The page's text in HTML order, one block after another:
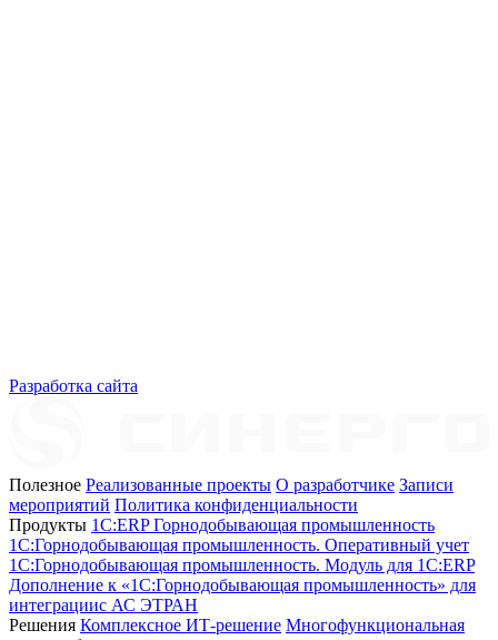
Разработка сайта
Полезное Реализованные проекты О разработчике Записи
мероприятий Политика конфиденциальности
Продукты 1C:ERP Горнодобывающая промышленность
1C:Горнодобывающая промышленность. Оперативный учет
1C:Горнодобывающая промышленность. Модуль для 1С:ERP
Дополнение к «1С:Горнодобывающая промышленность» для
интеграциис АС ЭТРАН
Решения Комплексное ИТ-решение Многофункциональная